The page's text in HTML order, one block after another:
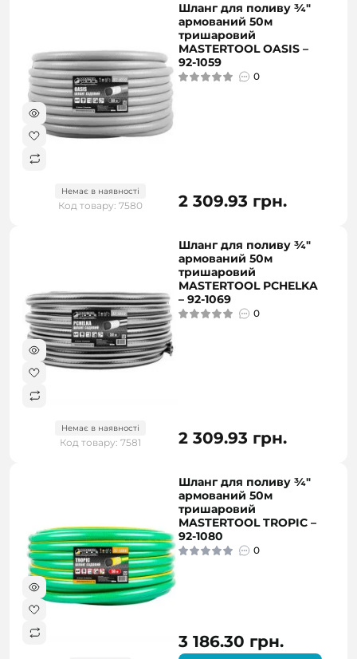
Немає в наявності
Код товару: 7580
Шланг для поливу ¾"
армований 50м
тришаровий
MASTERTOOL OASIS –
92-1059
0
2 309.93 грн.
Немає в наявності
Код товару: 7581
Шланг для поливу ¾"
армований 50м
тришаровий
MASTERTOOL PCHELKA
– 92-1069
0
2 309.93 грн.
Шланг для поливу ¾"
армований 50м
тришаровий
MASTERTOOL TROPIC –
92-1080
0
3 186.30 грн.